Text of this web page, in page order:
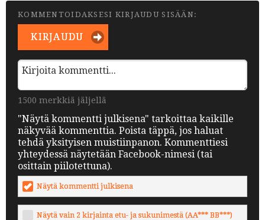
KOMMENTOIDAKSESI KIRJAUDU SISÄÄN:
KIRJAUDU
1500 merkkiä jäljellä
"Näytä kommentti julkisena" tarkoittaa kaikille
näkyvää kommenttia. Poista täppä, jos haluat
tehdä yksityisen muistiinpanon. Kommenttiesi
yhteydessä näytetään Facebook-nimesi (tai
osittain piilotettuna).
Näytä kommentti julkisena
Näytä vain 2 kirjainta etu- ja sukunimestä (AA*** BB***)